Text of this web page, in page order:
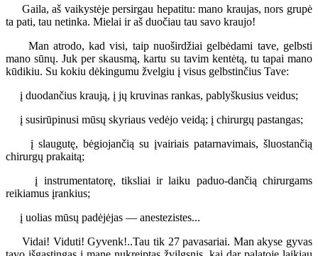
Gaila, aš vaikystėje persirgau hepatitu: mano kraujas, nors grupė
ta pati, tau netinka. Mielai ir aš duočiau tau savo kraujo!
Man atrodo, kad visi, taip nuoširdžiai gelbėdami tave, gelbsti
mano sūnų. Juk per skausmą, kartu su tavim kentėtą, tu tapai mano
kūdikiu. Su kokiu dėkingumu žvelgiu į visus gelbstinčius Tave:
į duodančius kraują, į jų kruvinas rankas, pablyškusius veidus;
į susirūpinusi mūsų skyriaus vedėjo veidą; į chirurgų pastangas;
į slaugutę, bėgiojančią su įvairiais patarnavimais, šluostančią
chirurgų prakaitą;
į instrumentatorę, tiksliai ir laiku paduo-dančią chirurgams
reikiamus įrankius;
į uolias mūsų padėjėjas — anestezistes...
Vidai! Viduti! Gyvenk!..Tau tik 27 pavasariai. Man akyse gyvas